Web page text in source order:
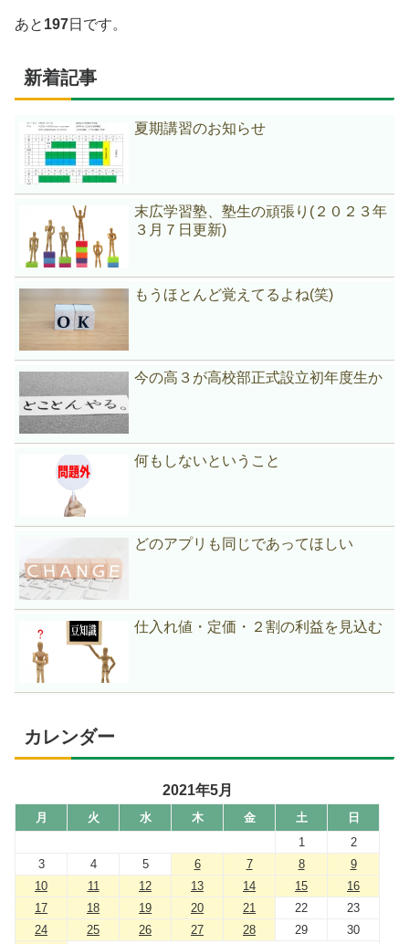
あと 197日です。
新着記事
夏期講習のお知らせ
末広学習塾、塾生の頑張り(２０２３年
３月７日更新)
もうほとんど覚えてるよね(笑)
今の高３が高校部正式設立初年度生か
何もしないということ
どのアプリも同じであってほしい
仕入れ値・定価・２割の利益を見込む
カレンダー
2021年5月
月 火 水 木 金 土
日
1
2
3
4 5 6 7 8
9
10
11 12 13 14 15
16
17
18 19 20 21 22
23
24
25 26 27 28 29
30